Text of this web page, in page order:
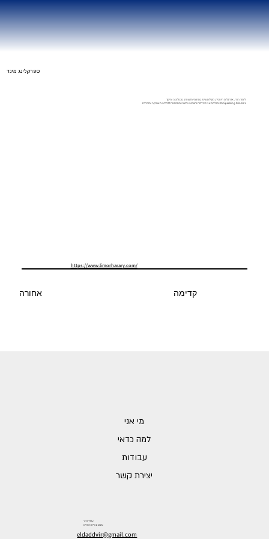
ספרקלינג מינד
לימור הררי, אדריכלית חינוכית, מובילת שינוי בתחומי חדשנות, טכנולוגיה וחינוך.
ב Sparkling Minds תכנסו למסע בו יצירתיות וחשיבה גמישה מתמזגות ללמידה מעמיקה וחווייתית.
https://www.limorharary.com/
אחורה קדימה
אלדד דביר
עיצוב ובניית אתרים
eldaddvir@gmail.com
מי אני
למה כדאי
עבודות
יצירת קשר